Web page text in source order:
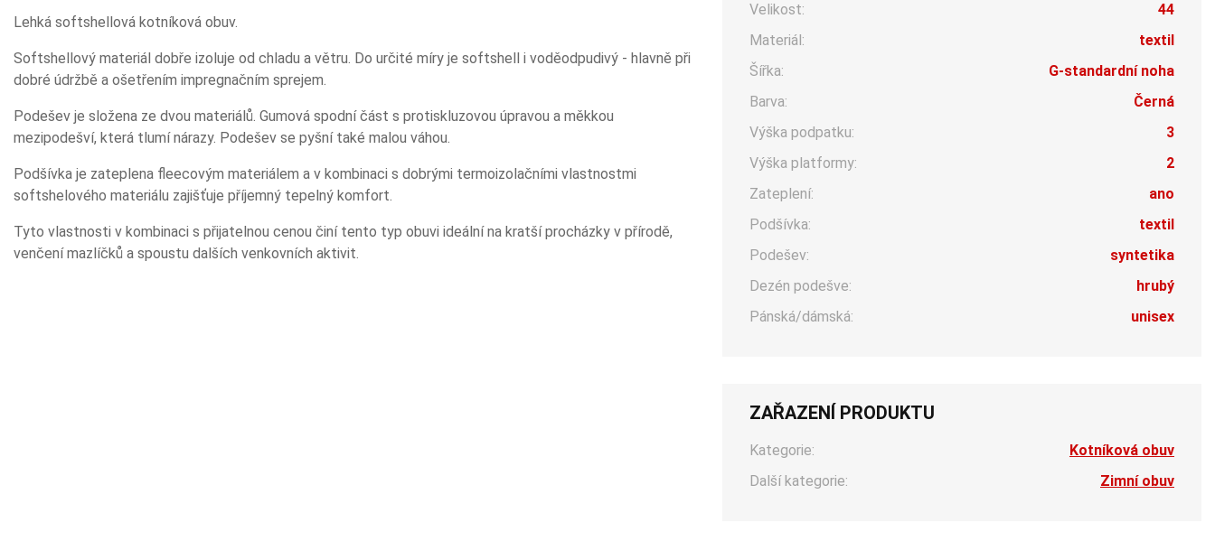
Lehká softshellová kotníková obuv.
Softshellový materiál dobře izoluje od chladu a větru. Do určité míry je softshell i voděodpudivý - hlavně při
dobré údržbě a ošetřením impregnačním sprejem.
Podešev je složena ze dvou materiálů. Gumová spodní část s protiskluzovou úpravou a měkkou
mezipodešví, která tlumí nárazy. Podešev se pyšní také malou váhou.
Podšívka je zateplena fleecovým materiálem a v kombinaci s dobrými termoizolačními vlastnostmi
softshelového materiálu zajišťuje příjemný tepelný komfort.
Tyto vlastnosti v kombinaci s přijatelnou cenou činí tento typ obuvi ideální na kratší procházky v přírodě,
venčení mazlíčků a spoustu dalších venkovních aktivit.
Velikost:
44
Materiál:
textil
Šířka:
G-standardní noha
Barva:
Černá
Výška podpatku:
3
Výška platformy:
2
Zateplení:
ano
Podšívka:
textil
Podešev:
syntetika
Dezén podešve:
hrubý
Pánská/dámská:
unisex
ZAŘAZENÍ PRODUKTU
Kategorie:
Kotníková obuv
Další kategorie:
Zimní obuv